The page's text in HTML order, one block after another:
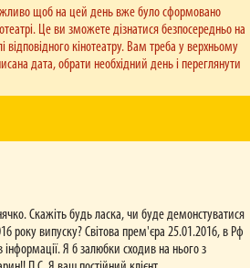
щоб на цей день вже було сформовано
Це ви зможете дізнатися безпосередньо на
відповідного кінотеатру. Вам треба у верхньому
дата, обрати необхідний день і переглянути
Скажіть будь ласка, чи буде демонстуватися
року випуску? Світова прем'єра 25.01.2016, в Рф
Я б залюбки сходив на нього з